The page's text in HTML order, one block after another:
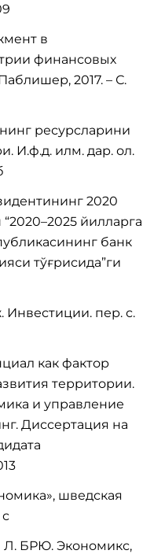
в
финансoвых
2017. – С.
ресурсларини
И.ф.д. илм. дар. ол.
2020
йилларга
банк
тўғрисида”ги
Инвестиции. пер. с.
как фактор
территории.
и управление
Диссертация на
шведская
Л. БРЮ. Экономикс,